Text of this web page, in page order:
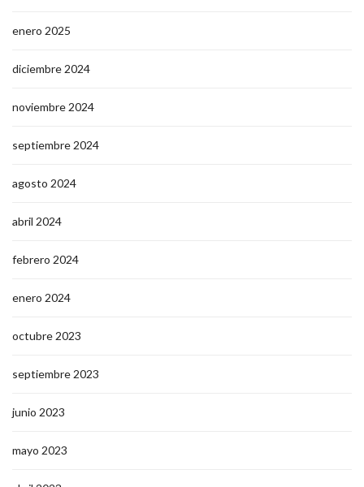
enero 2025
diciembre 2024
noviembre 2024
septiembre 2024
agosto 2024
abril 2024
febrero 2024
enero 2024
octubre 2023
septiembre 2023
junio 2023
mayo 2023